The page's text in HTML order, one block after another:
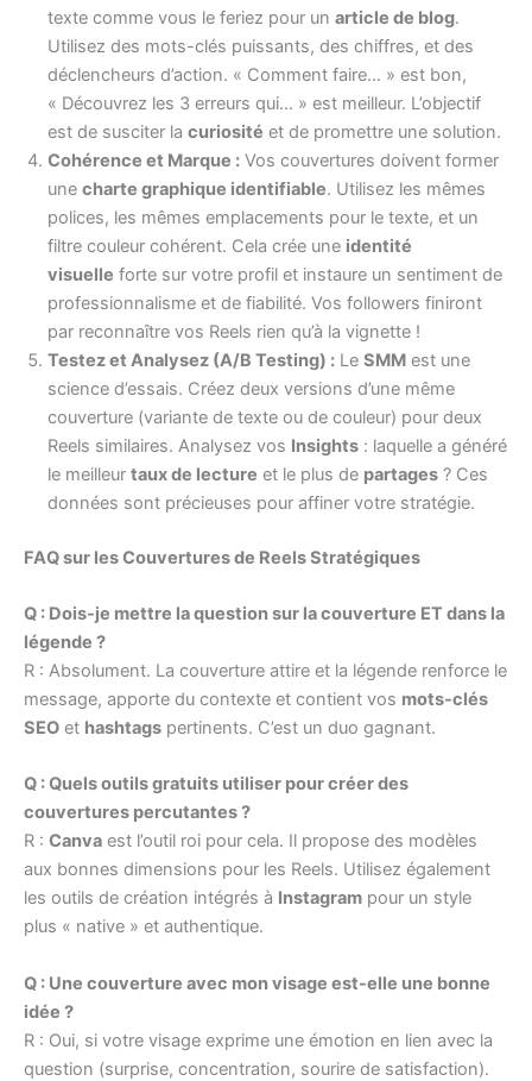
texte comme vous le feriez pour un article de blog.
Utilisez des mots-clés puissants, des chiffres, et des
déclencheurs d’action. « Comment faire… » est bon,
« Découvrez les 3 erreurs qui… » est meilleur. L’objectif
est de susciter la curiosité et de promettre une solution.
Cohérence et Marque : Vos couvertures doivent former
une charte graphique identifiable. Utilisez les mêmes
polices, les mêmes emplacements pour le texte, et un
filtre couleur cohérent. Cela crée une identité
visuelle forte sur votre profil et instaure un sentiment de
professionnalisme et de fiabilité. Vos followers finiront
par reconnaître vos Reels rien qu’à la vignette !
Testez et Analysez (A/B Testing) : Le SMM est une
science d’essais. Créez deux versions d’une même
couverture (variante de texte ou de couleur) pour deux
Reels similaires. Analysez vos Insights : laquelle a généré
le meilleur taux de lecture et le plus de partages ? Ces
données sont précieuses pour affiner votre stratégie.
FAQ sur les Couvertures de Reels Stratégiques
Q : Dois-je mettre la question sur la couverture ET dans la
légende ?
R : Absolument. La couverture attire et la légende renforce le
message, apporte du contexte et contient vos mots-clés
SEO et hashtags pertinents. C’est un duo gagnant.
Q : Quels outils gratuits utiliser pour créer des
couvertures percutantes ?
R : Canva est l’outil roi pour cela. Il propose des modèles
aux bonnes dimensions pour les Reels. Utilisez également
les outils de création intégrés à Instagram pour un style
plus « native » et authentique.
Q : Une couverture avec mon visage est-elle une bonne
idée ?
R : Oui, si votre visage exprime une émotion en lien avec la
question (surprise, concentration, sourire de satisfaction).